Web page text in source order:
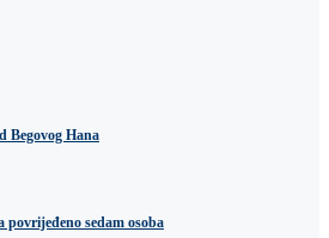
Begovog Hana
sedam osoba